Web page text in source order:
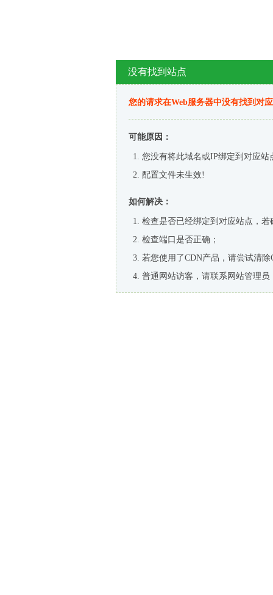
没有找到站点
您的请求在Web服务器中没有找到对
可能原因：
您没有将此域名或IP绑定到对应站
配置文件未生效!
如何解决：
检查是否已经绑定到对应站点，
检查端口是否正确；
若您使用了CDN产品，请尝试清除
普通网站访客，请联系网站管理员